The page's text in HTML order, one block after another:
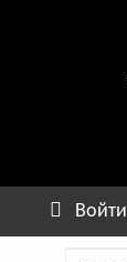
Войти